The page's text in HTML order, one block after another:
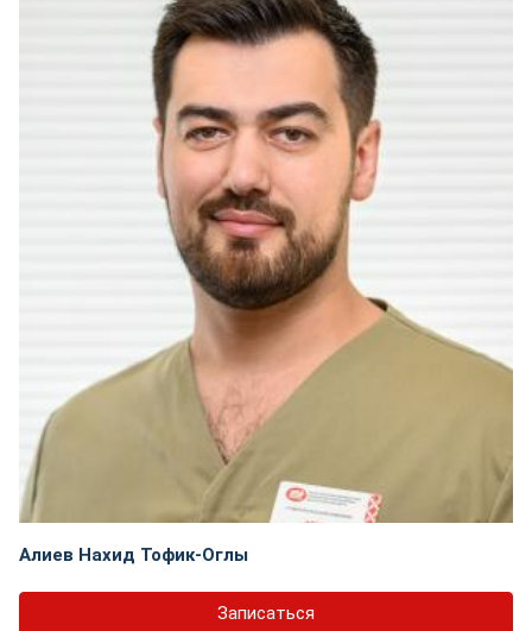
Алиев Нахид Тофик-Оглы
Записаться